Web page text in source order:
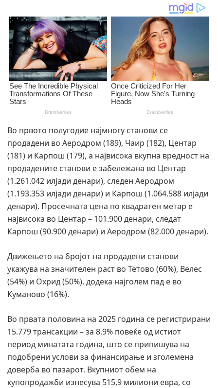
Во првото полугодие најмногу станови се
продадени во Аеродром (189), Чаир (182), Центар
(181) и Карпош (179), а највисока вкупна вредност на
продадените станови е забележана во Центар
(1.261.042 илјади денари), следен Аеродром
(1.193.353 илјади денари) и Карпош (1.064.588 илјади
денари). Просечната цена по квадратен метар е
највисока во Центар – 101.900 денари, следат
Карпош (90.900 денари) и Аеродром (82.000 денари).
Движењето на бројот на продадени станови
укажува на значителен раст во Тетово (60%), Велес
(54%) и Охрид (50%), додека најголем пад е во
Куманово (16%).
Во првата половина на 2025 година се регистрирани
15.779 трансакции – за 8,9% повеќе од истиот
период минатата година, што се припишува на
подобрени услови за финансирање и зголемена
доверба во пазарот. Вкупниот обем на
купопродажби изнесува 515,9 милиони евра, со